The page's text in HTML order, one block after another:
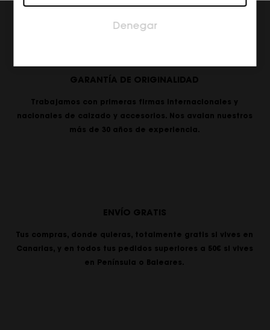
GARANTÍA DE ORIGINALIDAD
Trabajamos con primeras firmas internacionales y
nacionales de calzado y accesorios. Nos avalan nuestros
más de 30 años de experiencia.
ENVÍO GRATIS
Tus compras, donde quieras, totalmente gratis si vives en
Canarias, y en todos tus pedidos superiores a 50€ si vives
en Península o Baleares.
mostrar anuncios relevantes y atractivos para el
usuario individual, y por lo tanto, más valiosos para
Denegar